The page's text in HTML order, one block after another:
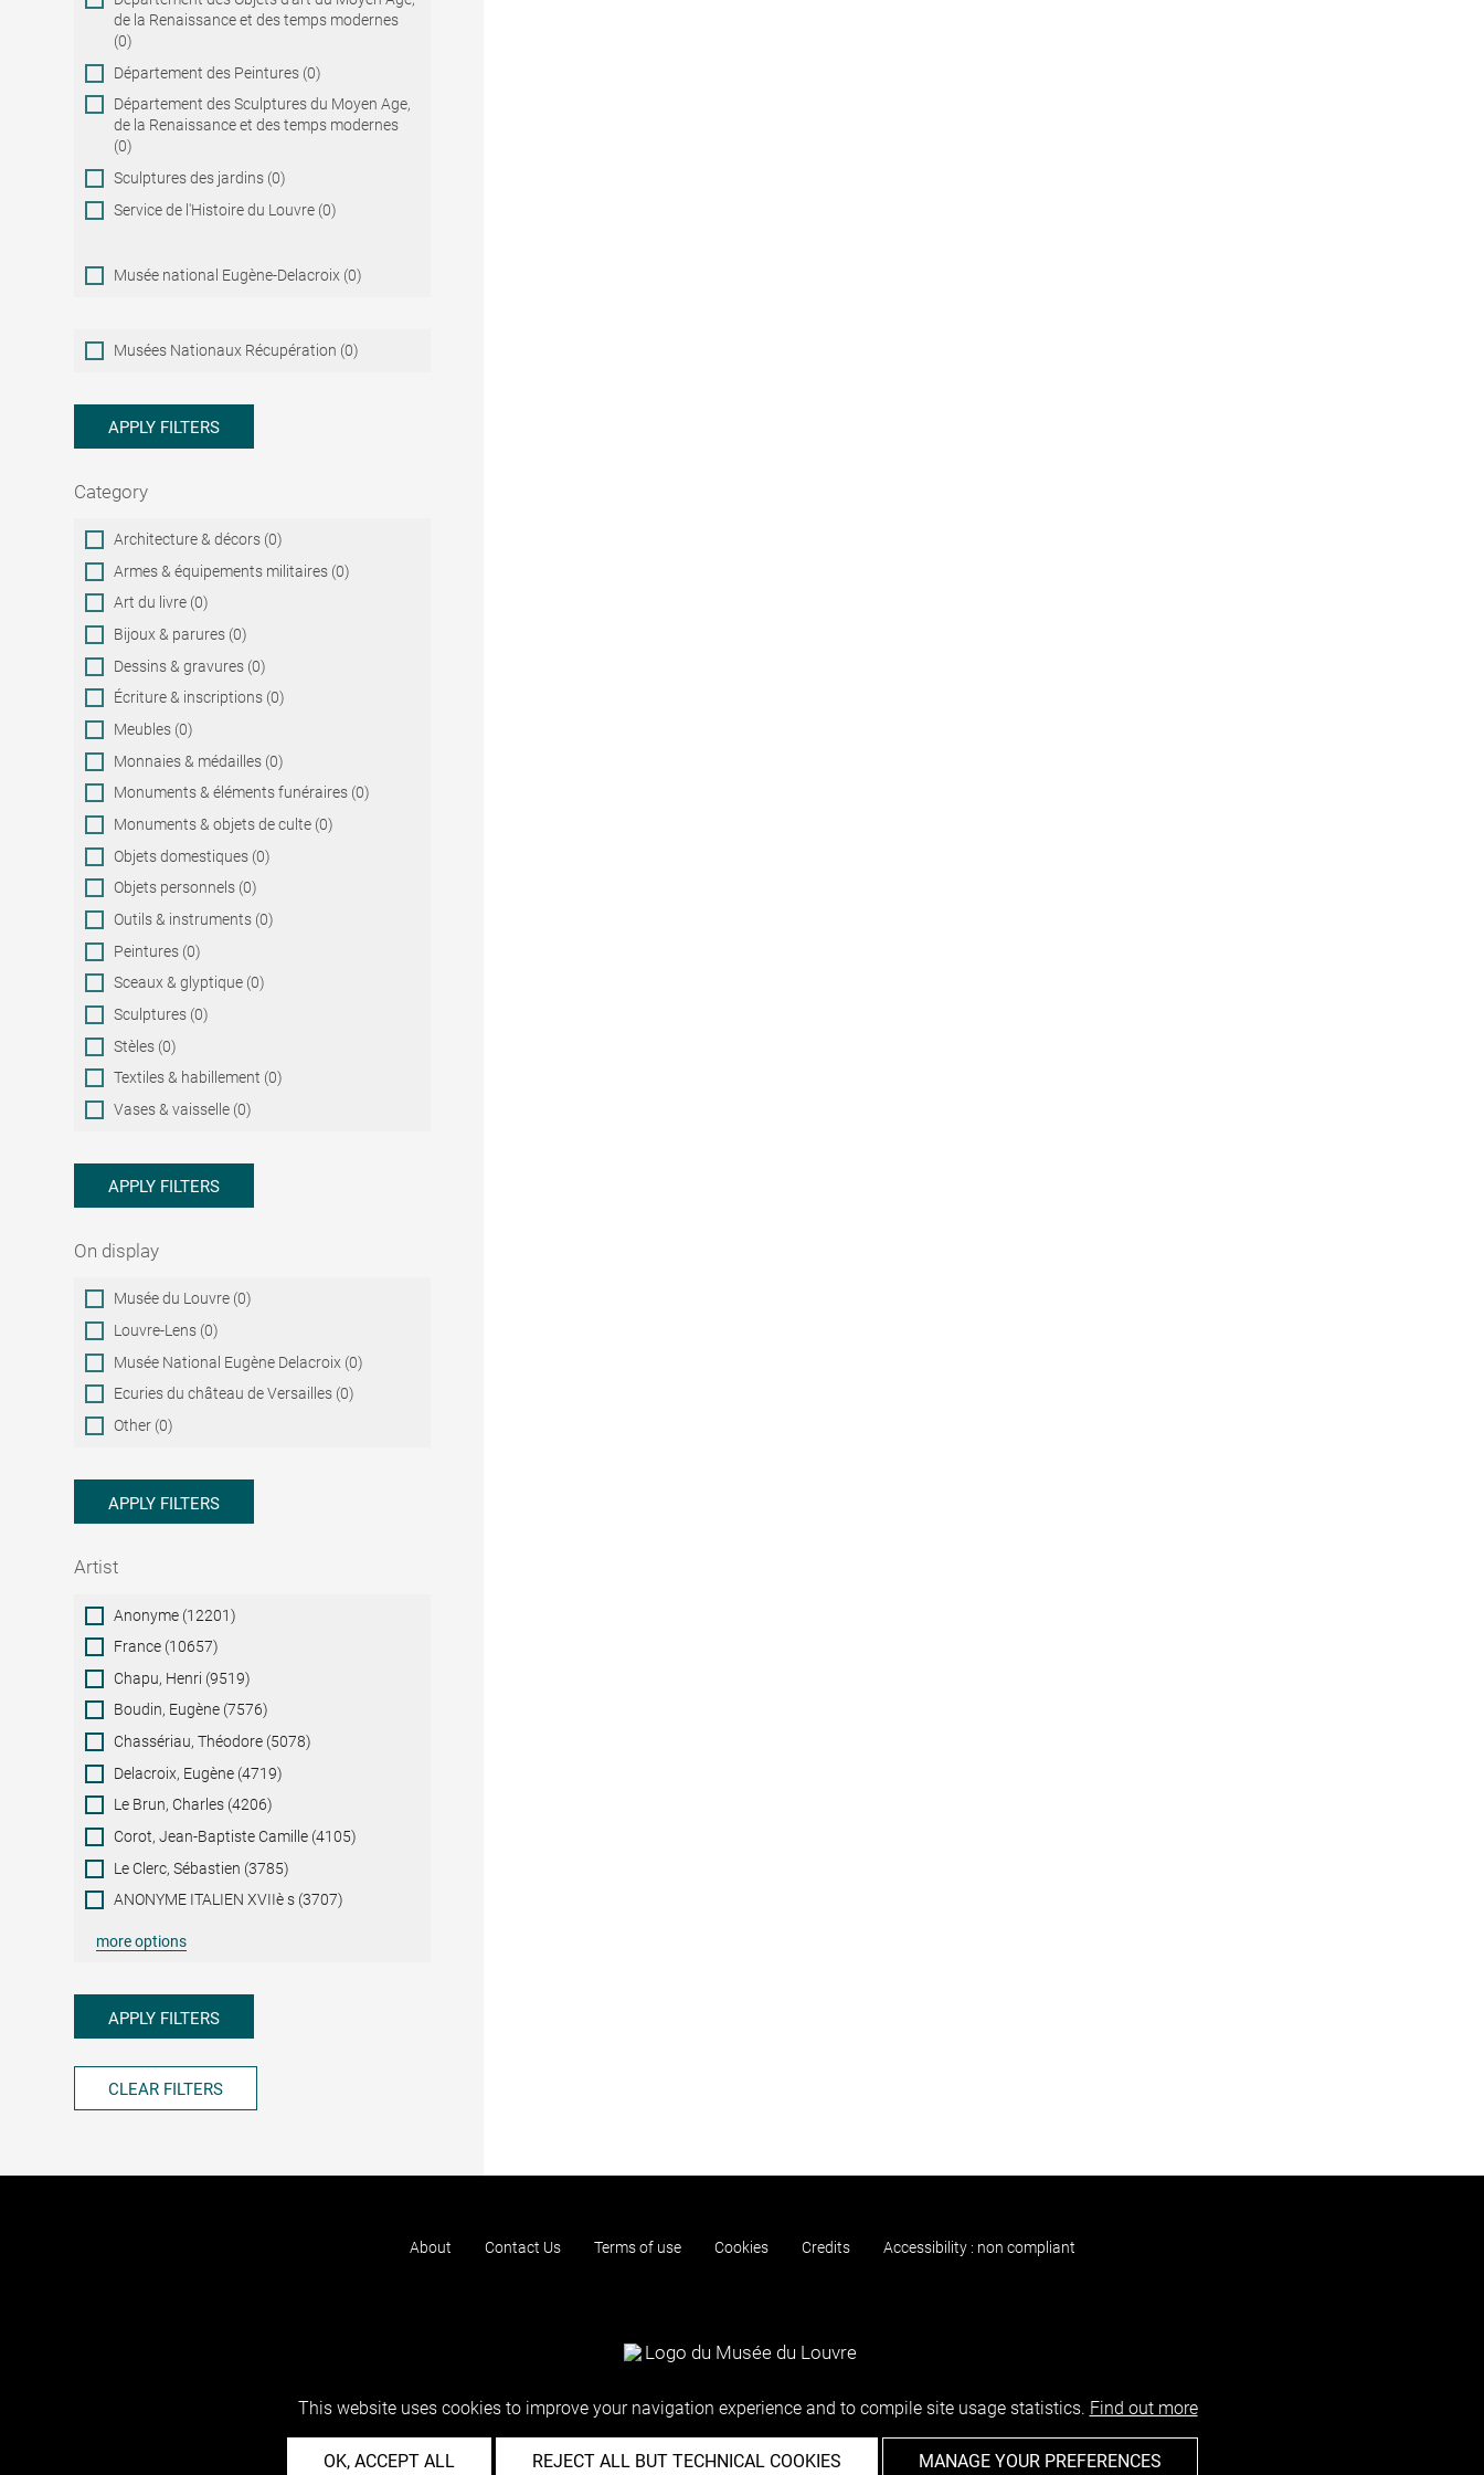
de la Renaissance et des temps modernes
(0)
Département des Peintures (0)
Département des Sculptures du Moyen Age,
de la Renaissance et des temps modernes
(0)
Sculptures des jardins (0)
Service de l'Histoire du Louvre (0)
Musée national Eugène-Delacroix (0)
Musées
Nationaux
Musées Nationaux Récupération (0)
APPLY FILTERS
Category
Category
Architecture & décors (0)
Armes & équipements militaires (0)
Art du livre (0)
Bijoux & parures (0)
Dessins & gravures (0)
Écriture & inscriptions (0)
Meubles (0)
Monnaies & médailles (0)
Monuments & éléments funéraires (0)
Monuments & objets de culte (0)
Objets domestiques (0)
Objets personnels (0)
Outils & instruments (0)
Peintures (0)
Sceaux & glyptique (0)
Sculptures (0)
Stèles (0)
Textiles & habillement (0)
Vases & vaisselle (0)
APPLY FILTERS
On display
On
display
Musée du Louvre (0)
Louvre-Lens (0)
Musée National Eugène Delacroix (0)
Ecuries du château de Versailles (0)
Other (0)
APPLY FILTERS
Artist
ArtistAnonyme (12201)
France (10657)
Chapu, Henri (9519)
Boudin, Eugène (7576)
Chassériau, Théodore (5078)
Delacroix, Eugène (4719)
Le Brun, Charles (4206)
Corot, Jean-Baptiste Camille (4105)
Le Clerc, Sébastien (3785)
ANONYME ITALIEN XVIIè s (3707)
more options
APPLY FILTERS
CLEAR FILTERS
About Contact Us Terms of use Cookies Credits Accessibility : non compliant
This website uses cookies to improve your navigation experience and to compile site usage statistics. Find out more
OK, ACCEPT ALL REJECT ALL BUT TECHNICAL COOKIES MANAGE YOUR PREFERENCES